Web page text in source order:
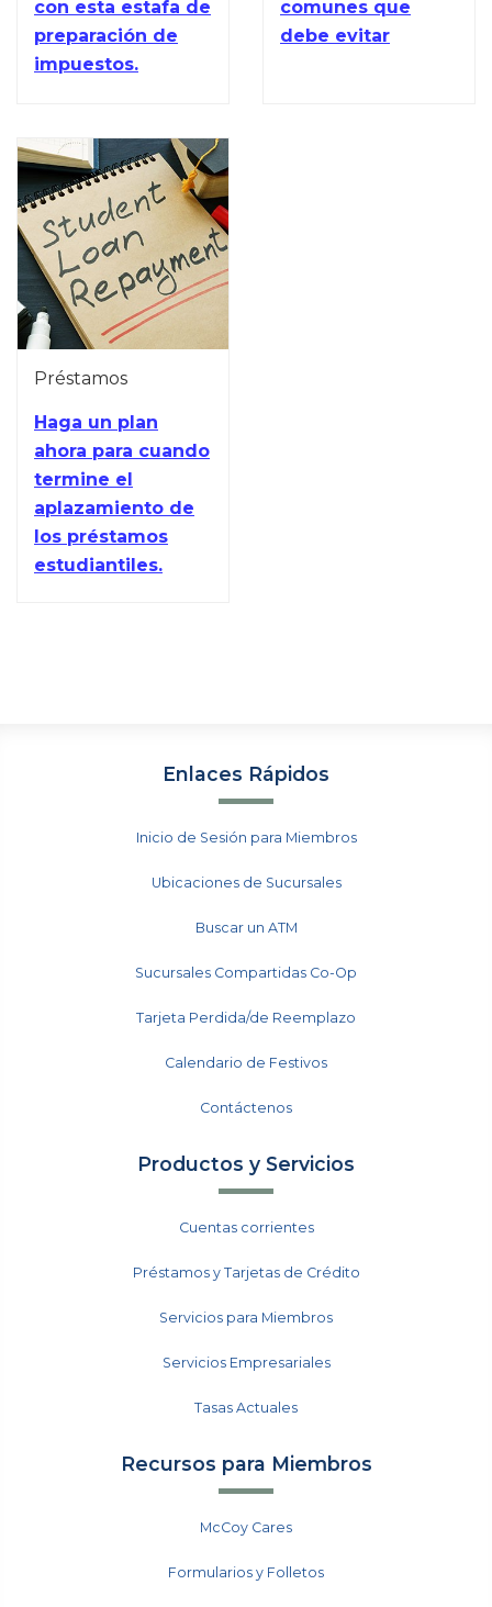
con esta estafa de
preparación de
impuestos.
comunes que
debe evitar
Préstamos
Haga un plan
ahora para cuando
termine el
aplazamiento de
los préstamos
estudiantiles.
Enlaces Rápidos
Inicio de Sesión para Miembros
Ubicaciones de Sucursales
Buscar un ATM
Sucursales Compartidas Co-Op
Tarjeta Perdida/de Reemplazo
Calendario de Festivos
Contáctenos
Productos y Servicios
Cuentas corrientes
Préstamos y Tarjetas de Crédito
Servicios para Miembros
Servicios Empresariales
Tasas Actuales
Recursos para Miembros
McCoy Cares
Formularios y Folletos